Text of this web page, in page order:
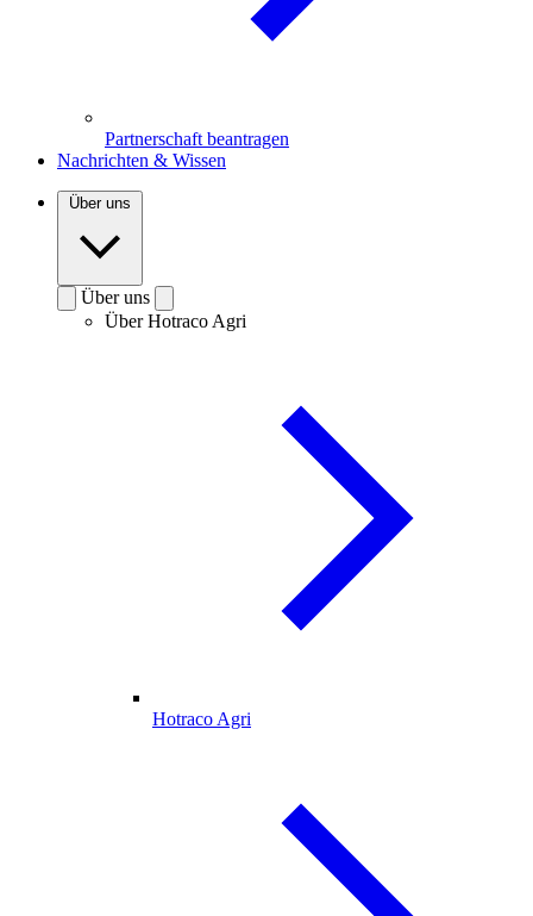
Partnerschaft beantragen
Nachrichten & Wissen
Über uns
Über uns
Über Hotraco Agri
Hotraco Agri